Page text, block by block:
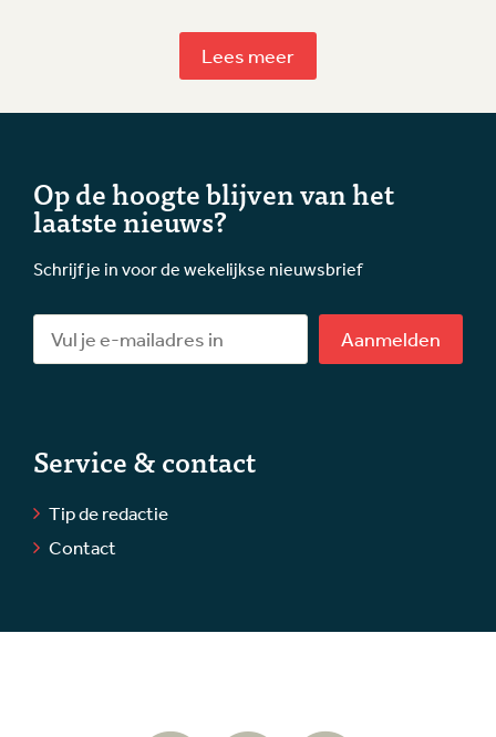
Lees meer
Op de hoogte blijven van het
laatste nieuws?
Schrijf je in voor de wekelijkse nieuwsbrief
Aanmelden
Service & contact
Tip de redactie
Contact